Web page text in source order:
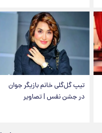
تیپ گل‌گلی خانم بازیگر جوان
در جشن نفس | تصاویر